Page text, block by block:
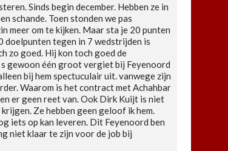
Sinds begin december. Hebben ze in
schande. Toen stonden we pas
meer om te kijken. Maar sta je 20 punten
doelpunten tegen in 7 wedstrijden is
zo goed. Hij kon toch goed de
gewoon één groot vergiet bij Feyenoord
bij hem spectuculair uit. vanwege zijn
Waarom is het contract met Achahbar
er geen reet van. Ook Dirk Kuijt is niet
Ze hebben geen geloof ik hem.
iets op kan leveren. Dit Feyenoord ben
niet klaar te zijn voor de job bij